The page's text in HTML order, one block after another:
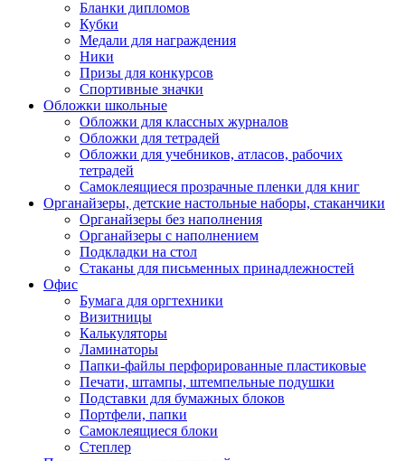
Бланки дипломов
Кубки
Медали для награждения
Ники
Призы для конкурсов
Спортивные значки
Обложки школьные
Обложки для классных журналов
Обложки для тетрадей
Обложки для учебников, атласов, рабочих
тетрадей
Самоклеящиеся прозрачные пленки для книг
Органайзеры, детские настольные наборы, стаканчики
Органайзеры без наполнения
Органайзеры с наполнением
Подкладки на стол
Стаканы для письменных принадлежностей
Офис
Бумага для оргтехники
Визитницы
Калькуляторы
Ламинаторы
Папки-файлы перфорированные пластиковые
Печати, штампы, штемпельные подушки
Подставки для бумажных блоков
Портфели, папки
Самоклеящиеся блоки
Степлер